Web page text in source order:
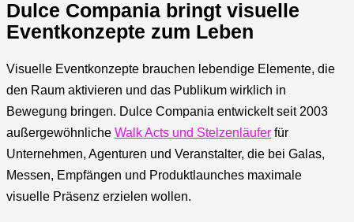
Dulce Compania bringt visuelle
Eventkonzepte zum Leben
Visuelle Eventkonzepte brauchen lebendige Elemente, die
den Raum aktivieren und das Publikum wirklich in
Bewegung bringen. Dulce Compania entwickelt seit 2003
außergewöhnliche Walk Acts und Stelzenläufer für
Unternehmen, Agenturen und Veranstalter, die bei Galas,
Messen, Empfängen und Produktlaunches maximale
visuelle Präsenz erzielen wollen.